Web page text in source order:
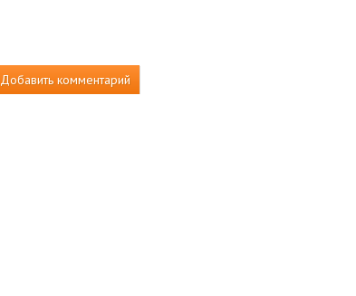
Добавить комментарий